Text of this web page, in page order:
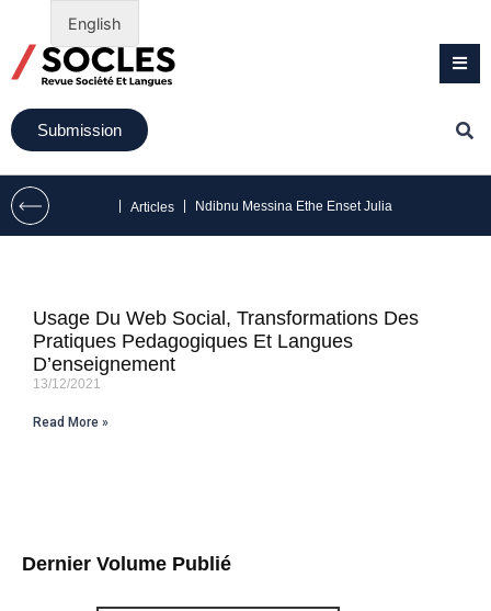
Submission
Articles Ndibnu Messina Ethe Enset Julia
Dernier Volume Publié
Usage Du Web Social, Transformations Des
Pratiques Pedagogiques Et Langues
D’enseignement
13/12/2021
Read More »
English